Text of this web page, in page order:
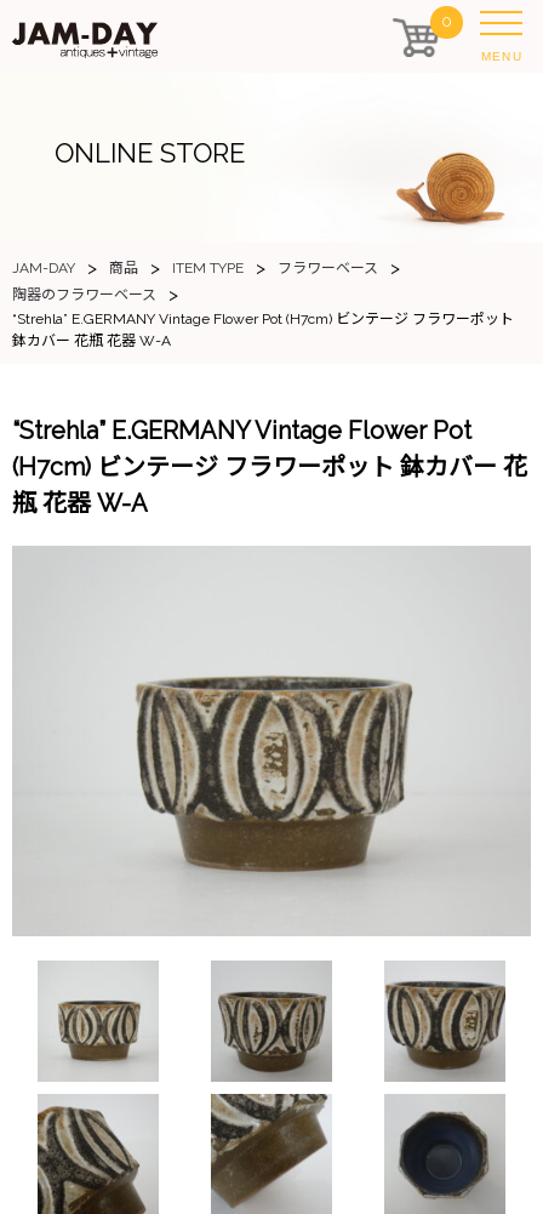
0
MENU
ONLINE STORE
JAM-DAY > 商品 > ITEM TYPE > フラワーベース >
陶器のフラワーベース >
“Strehla” E.GERMANY Vintage Flower Pot (H7cm) ビンテージ フラワーポット
鉢カバー 花瓶 花器 W-A
“Strehla” E.GERMANY Vintage Flower Pot
(H7cm) ビンテージ フラワーポット 鉢カバー 花
瓶 花器 W-A